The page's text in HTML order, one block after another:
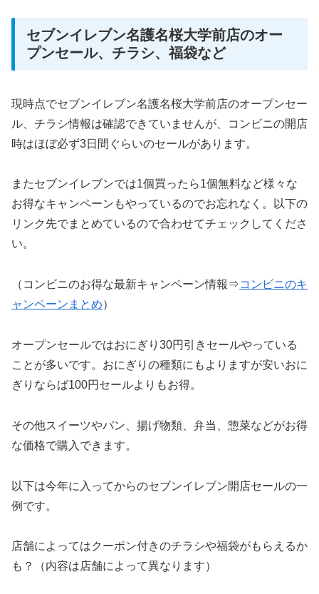
セブンイレブン名護名桜大学前店のオー
プンセール、チラシ、福袋など
現時点でセブンイレブン名護名桜大学前店のオープンセー
ル、チラシ情報は確認できていませんが、コンビニの開店
時はほぼ必ず3日間ぐらいのセールがあります。
またセブンイレブンでは1個買ったら1個無料など様々な
お得なキャンペーンもやっているのでお忘れなく。以下の
リンク先でまとめているので合わせてチェックしてくださ
い。
（コンビニのお得な最新キャンペーン情報⇒コンビニのキ
ャンペーンまとめ）
オープンセールではおにぎり30円引きセールやっている
ことが多いです。おにぎりの種類にもよりますが安いおに
ぎりならば100円セールよりもお得。
その他スイーツやパン、揚げ物類、弁当、惣菜などがお得
な価格で購入できます。
以下は今年に入ってからのセブンイレブン開店セールの一
例です。
店舗によってはクーポン付きのチラシや福袋がもらえるか
も？（内容は店舗によって異なります）